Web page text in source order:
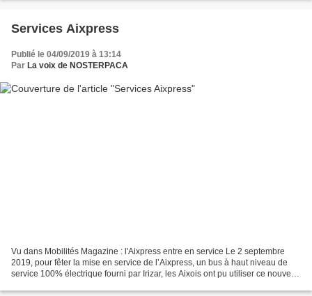
Services Aixpress
Publié le 04/09/2019 à 13:14
Par La voix de NOSTERPACA
Vu dans Mobilités Magazine : l'Aixpress entre en service Le 2 septembre
2019, pour fêter la mise en service de l’Aixpress, un bus à haut niveau de
service 100% électrique fourni par Irizar, les Aixois ont pu utiliser ce nouveau